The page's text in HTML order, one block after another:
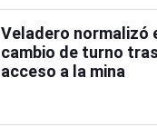
Veladero normalizó
cambio de turno
acceso a la mina